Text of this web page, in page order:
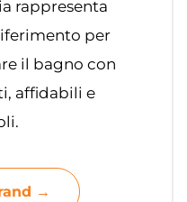
rappresenta
per
il bagno con
affidabili e
→